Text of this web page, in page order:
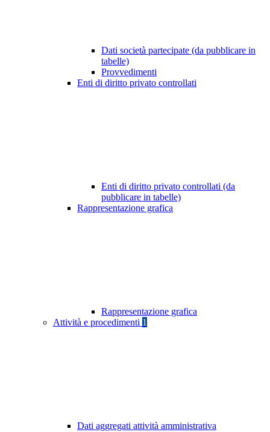
Dati società partecipate (da pubblicare in
tabelle)
Provvedimenti
Enti di diritto privato controllati
Enti di diritto privato controllati (da
pubblicare in tabelle)
Rappresentazione grafica
Rappresentazione grafica
Attività e procedimenti 1
Dati aggregati attività amministrativa